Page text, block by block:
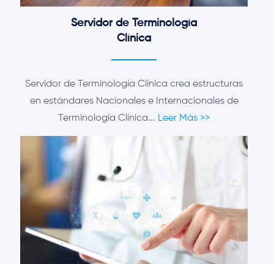
Servidor de Terminología
Clínica
Servidor de Terminología Clínica crea estructuras
en estándares Nacionales e Internacionales de
Terminología Clínica... Leer Más >>